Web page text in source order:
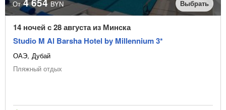
От 4 654 BYN Выбрать
14 ночей с 28 августа из Минска
Studio M Al Barsha Hotel by Millennium 3*
ОАЭ Дубай
Пляжный отдых